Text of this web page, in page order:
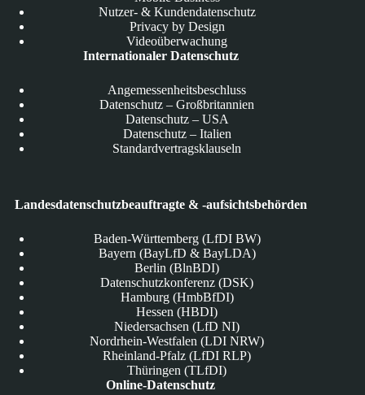
Nutzer- & Kundendatenschutz
Privacy by Design
Videoüberwachung
Internationaler Datenschutz
Angemessenheitsbeschluss
Datenschutz – Großbritannien
Datenschutz – USA
Datenschutz – Italien
Standardvertragsklauseln
Landesdatenschutzbeauftragte & -aufsichtsbehörden
Baden-Württemberg (LfDI BW)
Bayern (BayLfD & BayLDA)
Berlin (BlnBDI)
Datenschutzkonferenz (DSK)
Hamburg (HmbBfDI)
Hessen (HBDI)
Niedersachsen (LfD NI)
Nordrhein-Westfalen (LDI NRW)
Rheinland-Pfalz (LfDI RLP)
Thüringen (TLfDI)
Online-Datenschutz